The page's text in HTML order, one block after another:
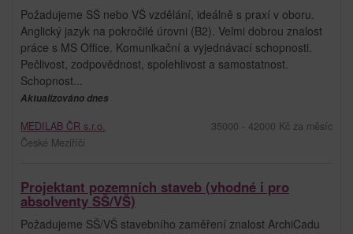
Požadujeme SŠ nebo VŠ vzdělání, ideálně s praxí v oboru.
Anglický jazyk na pokročilé úrovni (B2). Velmi dobrou znalost
práce s MS Office. Komunikační a vyjednávací schopnosti.
Pečlivost, zodpovědnost, spolehlivost a samostatnost.
Schopnost...
Aktualizováno dnes
MEDILAB ČR s.r.o.
České Meziříčí
35000 - 42000 Kč za měsíc
Projektant pozemních staveb (vhodné i pro
absolventy SŠ/VŠ)
Požadujeme SŠ/VŠ stavebního zaměření znalost ArchiCadu